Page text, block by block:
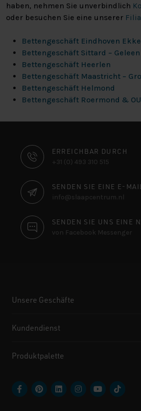
haben, nehmen Sie unverbindlich
oder besuchen Sie eine unserer
Bettengeschäft Eindhoven
Bettengeschäft Sittard – Geleen
Bettengeschäft Heerlen
Bettengeschäft Maastricht –
Bettengeschäft Helmond
Bettengeschäft Roermond &
ERREICHBAR DURCH
+31 (0) 493 310 515
SENDEN SIE EINE E-MAIL
info@slaapcentrum.nl
SENDEN SIE UNS EINE
von Facebook Messenger
Unsere Geschäfte
Kundendienst
Produktpalette